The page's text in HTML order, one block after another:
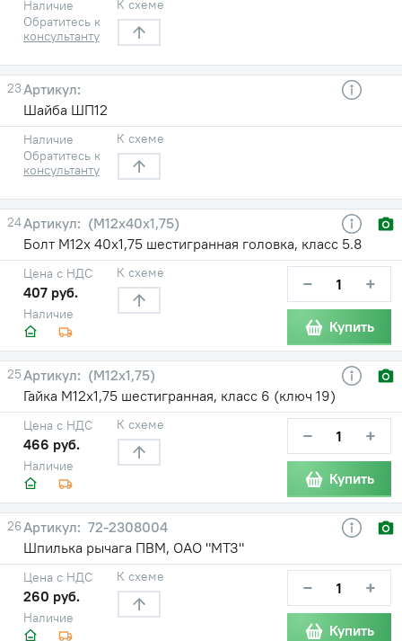
Наличие
Обратитесь к
консультанту
К схеме
23
Шайба ШП12
Наличие
Обратитесь к
консультанту
К схеме
24
(М12х40х1,75)
Болт М12х 40х1,75 шестигранная головка, класс 5.8
Наличие
Цена с НДС
407 руб.
К схеме − +
Купить
25
(М12х1,75)
Гайка М12х1,75 шестигранная, класс 6 (ключ 19)
Наличие
Цена с НДС
466 руб.
К схеме − +
Купить
26
72-2308004
Шпилька рычага ПВМ, ОАО "МТЗ"
Наличие
Цена с НДС
260 руб.
К схеме − +
Купить